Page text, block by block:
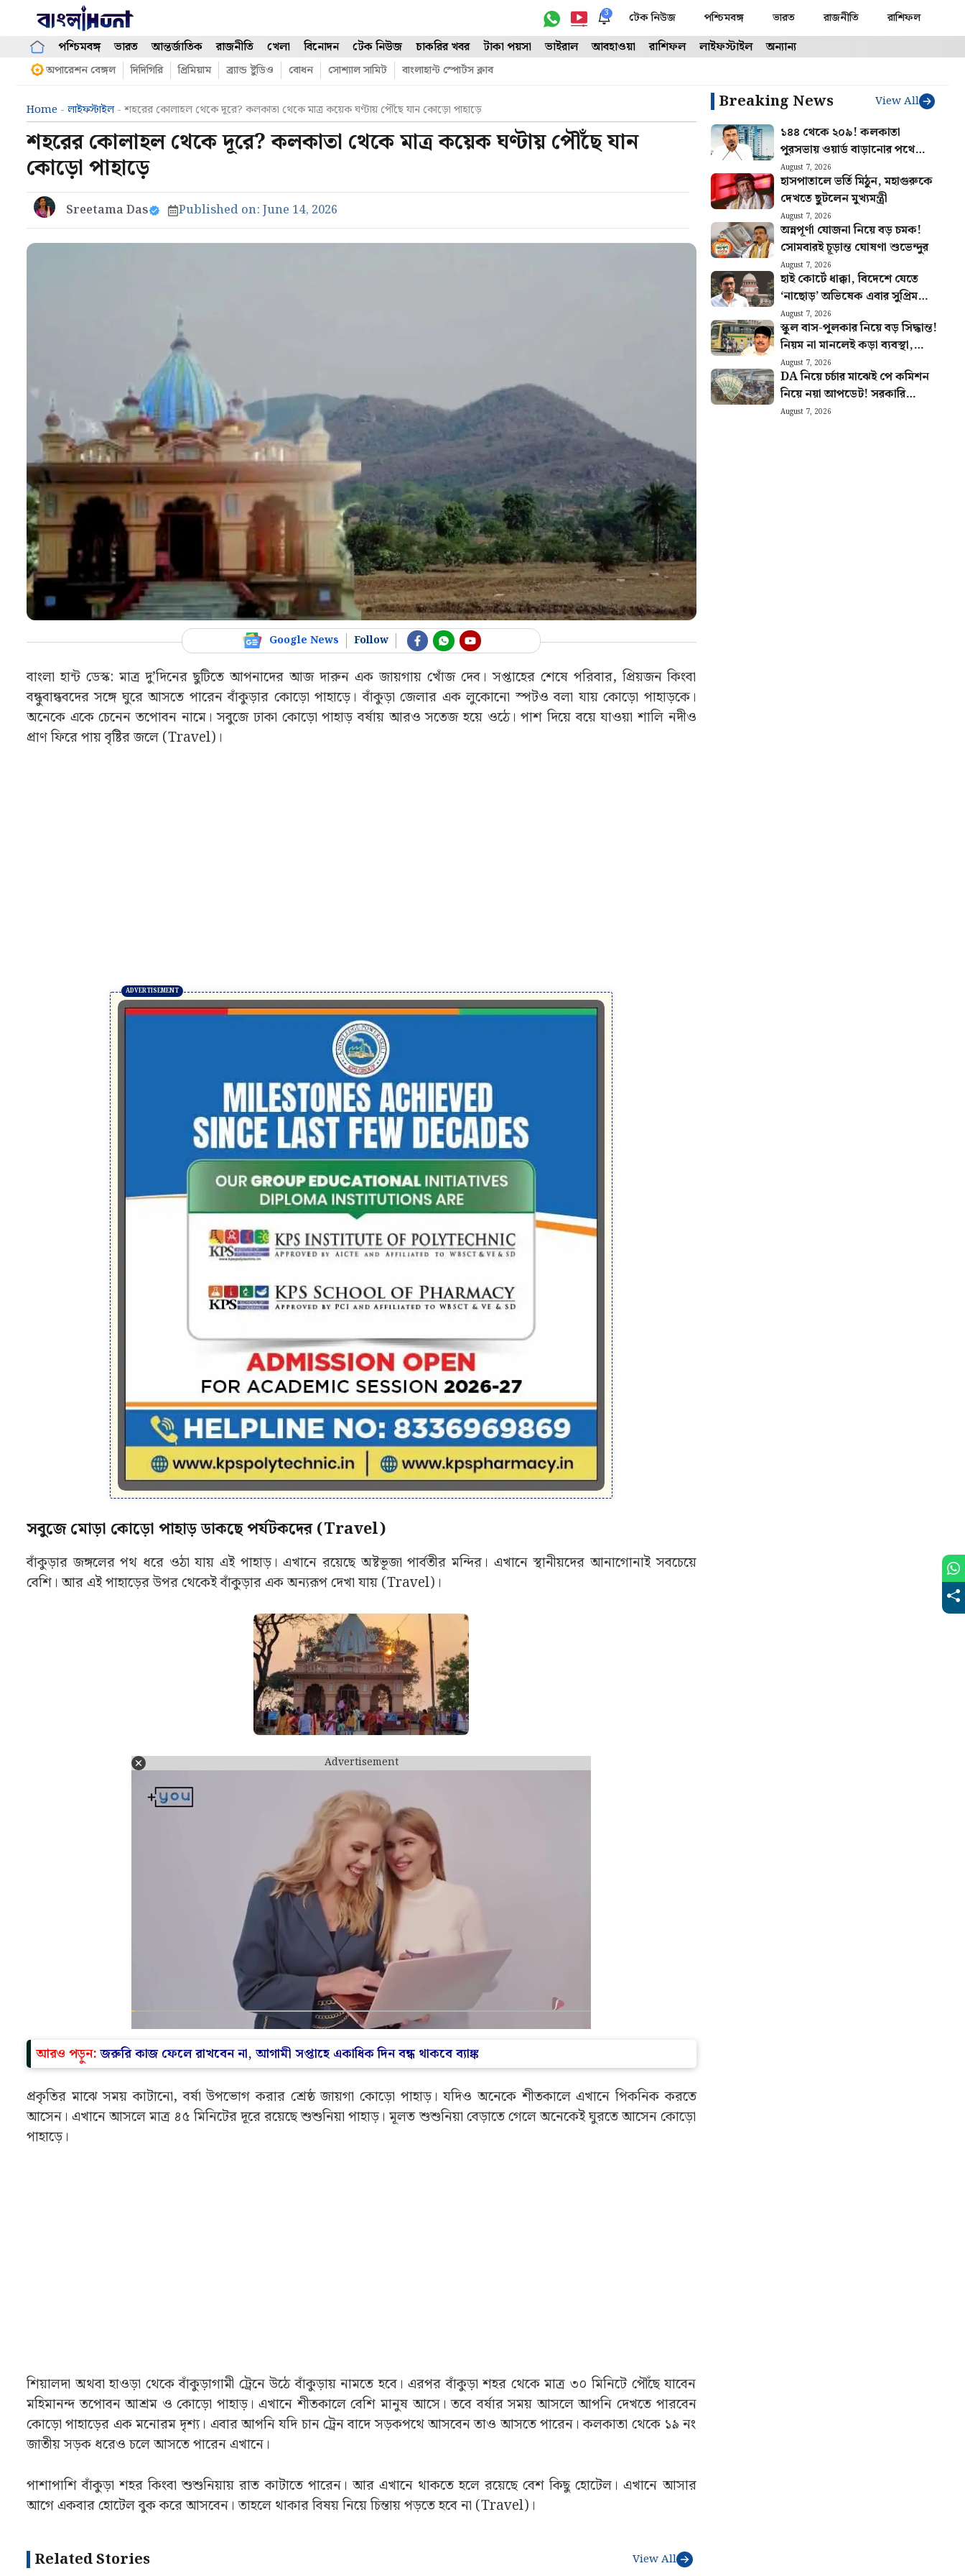
content
3 টেক নিউজ পশ্চিমবঙ্গ ভারত রাজনীতি রাশিফল
পশ্চিমবঙ্গ ভারত আন্তর্জাতিক রাজনীতি খেলা বিনোদন টেক নিউজ চাকরির খবর টাকা পয়সা ভাইরাল আবহাওয়া রাশিফল লাইফস্টাইল অন্যান্য
অপারেশন বেঙ্গল দিদিগিরি প্রিমিয়াম ব্র্যান্ড ষ্টুডিও বোধন সোশ্যাল সামিট বাংলাহান্ট স্পোর্টস ক্লাব
Home - লাইফস্টাইল- শহরের কোলাহল থেকে দূরে? কলকাতা থেকে মাত্র কয়েক ঘণ্টায় পৌঁছে যান কোড়ো পাহাড়ে
শহরের কোলাহল থেকে দূরে? কলকাতা থেকে মাত্র কয়েক ঘণ্টায় পৌঁছে যান
কোড়ো পাহাড়ে
Sreetama Das Published on: June 14, 2026
Google News Follow
বাংলা হান্ট ডেস্ক: মাত্র দু’দিনের ছুটিতে আপনাদের আজ দারুন এক জায়গায় খোঁজ দেব। সপ্তাহের শেষে পরিবার, প্রিয়জন কিংবা
বন্ধুবান্ধবদের সঙ্গে ঘুরে আসতে পারেন বাঁকুড়ার কোড়ো পাহাড়ে। বাঁকুড়া জেলার এক লুকোনো স্পটও বলা যায় কোড়ো পাহাড়কে।
অনেকে একে চেনেন তপোবন নামে। সবুজে ঢাকা কোড়ো পাহাড় বর্ষায় আরও সতেজ হয়ে ওঠে। পাশ দিয়ে বয়ে যাওয়া শালি নদীও
প্রাণ ফিরে পায় বৃষ্টির জলে (Travel)।
সবুজে মোড়া কোড়ো পাহাড় ডাকছে পর্যটকদের (Travel)
বাঁকুড়ার জঙ্গলের পথ ধরে ওঠা যায় এই পাহাড়। এখানে রয়েছে অষ্টভূজা পার্বতীর মন্দির। এখানে স্থানীয়দের আনাগোনাই সবচেয়ে
বেশি। আর এই পাহাড়ের উপর থেকেই বাঁকুড়ার এক অন্যরূপ দেখা যায় (Travel)।
Advertisement
আরও পড়ুন:জরুরি কাজ ফেলে রাখবেন না, আগামী সপ্তাহে একাধিক দিন বন্ধ থাকবে ব্যাঙ্ক
প্রকৃতির মাঝে সময় কাটানো, বর্ষা উপভোগ করার শ্রেষ্ঠ জায়গা কোড়ো পাহাড়। যদিও অনেকে শীতকালে এখানে পিকনিক করতে
আসেন। এখানে আসলে মাত্র ৪৫ মিনিটের দূরে রয়েছে শুশুনিয়া পাহাড়। মূলত শুশুনিয়া বেড়াতে গেলে অনেকেই ঘুরতে আসেন কোড়ো
পাহাড়ে।
শিয়ালদা অথবা হাওড়া থেকে বাঁকুড়াগামী ট্রেনে উঠে বাঁকুড়ায় নামতে হবে। এরপর বাঁকুড়া শহর থেকে মাত্র ৩০ মিনিটে পৌঁছে যাবেন
মহিমানন্দ তপোবন আশ্রম ও কোড়ো পাহাড়। এখানে শীতকালে বেশি মানুষ আসে। তবে বর্ষার সময় আসলে আপনি দেখতে পারবেন
কোড়ো পাহাড়ের এক মনোরম দৃশ্য। এবার আপনি যদি চান ট্রেন বাদে সড়কপথে আসবেন তাও আসতে পারেন। কলকাতা থেকে ১৯ নং
জাতীয় সড়ক ধরেও চলে আসতে পারেন এখানে।
পাশাপাশি বাঁকুড়া শহর কিংবা শুশুনিয়ায় রাত কাটাতে পারেন। আর এখানে থাকতে হলে রয়েছে বেশ কিছু হোটেল। এখানে আসার
আগে একবার হোটেল বুক করে আসবেন। তাহলে থাকার বিষয় নিয়ে চিন্তায় পড়তে হবে না (Travel)।
Related Stories View All
Breaking News View All
১৪৪ থেকে ২০৯! কলকাতা
পুরসভায় ওয়ার্ড বাড়ানোর পথে
রাজ্য
August 7, 2026
হাসপাতালে ভর্তি মিঠুন, মহাগুরুকে
দেখতে ছুটলেন মুখ্যমন্ত্রী
August 7, 2026
অন্নপূর্ণা যোজনা নিয়ে বড় চমক!
সোমবারই চূড়ান্ত ঘোষণা শুভেন্দুর
August 7, 2026
হাই কোর্টে ধাক্কা, বিদেশে যেতে
‘নাছোড়’ অভিষেক এবার সুপ্রিম
কোর্টের দরজায়
August 7, 2026
স্কুল বাস-পুলকার নিয়ে বড় সিদ্ধান্ত!
নিয়ম না মানলেই কড়া ব্যবস্থা,
জানাল পরিবহণ মন্ত্রী
August 7, 2026
DA নিয়ে চর্চার মাঝেই পে কমিশন
নিয়ে নয়া আপডেট! সরকারি
কর্মীদের জন্য বড় খবর
August 7, 2026